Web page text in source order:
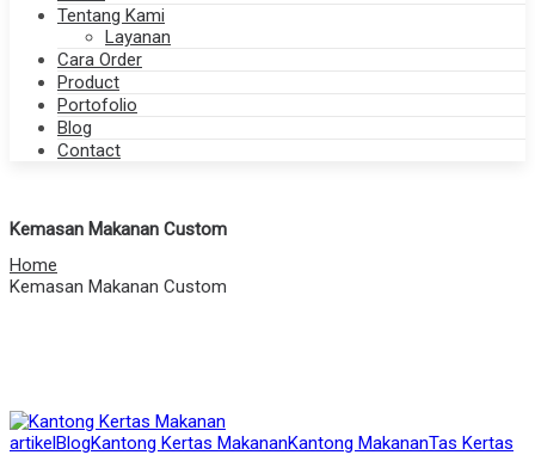
Tentang Kami
Layanan
Cara Order
Product
Portofolio
Blog
Contact
Kemasan Makanan Custom
Home
Kemasan Makanan Custom
Posted
artikelBlogKantong Kertas MakananKantong MakananTas Kertas